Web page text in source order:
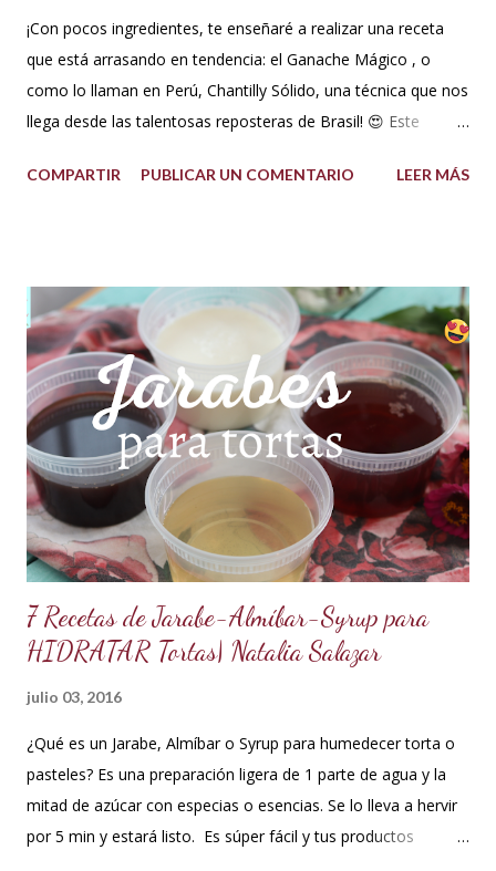
¡Con pocos ingredientes, te enseñaré a realizar una receta
que está arrasando en tendencia: el Ganache Mágico , o
como lo llaman en Perú, Chantilly Sólido, una técnica que nos
llega desde las talentosas reposteras de Brasil! 😍 Este
propiedad de solidificarse al enfriarse, evitando así que se
auténtica maravilla. Se lo puede preparar de diferentes
formas con el mismo resultado, obteniendo un Ganache, que
es una crema que tiene una parte de chocolate y otra parte
de crema de leche o nata, más información de lo que es un
ganache aquí en mi Blog. 😉 Ingredientes: (Proporción 3x1)
600 g de chocolate blanco (sucedáneo para resistir climas
cálidos) 200 g de crema para batir vegetal (crema para batir
para hacer Chantilly vegetal) Preparación: Coloca el chocolate
y...
COMPARTIR PUBLICAR UN COMENTARIO LEER MÁS
7 Recetas de Jarabe-Almíbar-Syrup para
HIDRATAR Tortas| Natalia Salazar
julio 03, 2016
¿Qué es un Jarabe, Almíbar o Syrup para humedecer torta o
pasteles? Es una preparación ligera de 1 parte de agua y la
mitad de azúcar con especias o esencias. Se lo lleva a hervir
por 5 min y estará listo. Es súper fácil y tus productos